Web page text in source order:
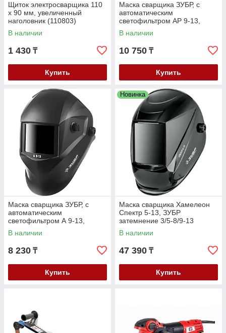
Щиток электросварщика 110
х 90 мм, увеличенный
наголовник (110803)
В наличии
1 430 ₸
Купить
Маска сварщика ЗУБР, с
автоматическим
светофильтром АР 9-13,
затемнение 4/9-13, серия
"Профессионал" (11073)
В наличии
10 750 ₸
Купить
Маска сварщика ЗУБР, с
автоматическим
светофильтром А 9-13,
затемнение 4/9-13, серия
"Профессионал" (11076)
В наличии
8 230 ₸
Купить
Новинка
Маска сварщика Хамелеон
Спектр 5-13, ЗУБР
затемнение 3/5-8/9-13
(11069_z01)
В наличии
47 390 ₸
Купить